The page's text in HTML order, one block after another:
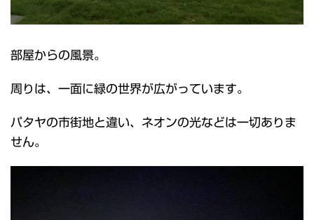
部屋からの風景。
周りは、一面に緑の世界が広がっています。
パタヤの市街地と違い、ネオンの光などは一切ありま
せん。